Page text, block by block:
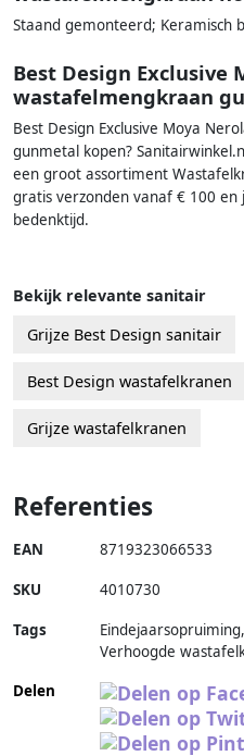
Staand gemonteerd; Keramisch
Best Design Exclusive
wastafelmengkraan
Best Design Exclusive Moya
gunmetal kopen?
een groot assortiment
gratis verzonden vanaf € 100
bedenktijd.
Bekijk relevante sanitair
Grijze Best Design sanitair
Best Design wastafelkranen
Grijze wastafelkranen
Referenties
EAN 8719323066533
SKU 4010730
Tags
Verhoogde
Delen